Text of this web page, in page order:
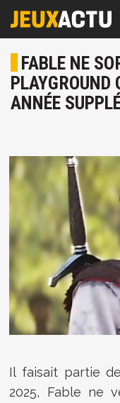
FABLE NE
PLAYGROUND
ANNÉE
Il faisait partie
2025, Fable ne